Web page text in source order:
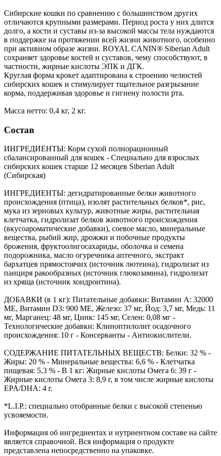
Сибирские кошки по сравнению с большинством других
отличаются крупными размерами. Период роста у них длится
долго, а кости и суставы из-за высокой массы тела нуждаются
в поддержке на протяжении всей жизни животного, особенно
при активном образе жизни. ROYAL CANIN® Siberian Adult
сохраняет здоровье костей и суставов, чему способствуют, в
частности, жирные кислоты ЭПК и ДГК.
Круглая форма крокет адаптирована к строению челюстей
сибирских кошек и стимулирует тщательное разгрызание
корма, поддерживая здоровье и гигиену полости рта.
Масса нетто: 0,4 кг, 2 кг.
Состав
ИНГРЕДИЕНТЫ: Корм сухой полнорационный
сбалансированный для кошек - Специально для взрослых
сибирских кошек старше 12 месяцев Siberian Adult
(Сибирская)
ИНГРЕДИЕНТЫ: дегидратированные белки животного
происхождения (птица), изолят растительных белков*, рис,
мука из зерновых культур, животные жиры, растительная
клетчатка, гидролизат белков животного происхождения
(вкусоароматические добавки), соевое масло, минеральные
вещества, рыбий жир, дрожжи и побочные продукты
брожения, фруктоолигосахариды, оболочка и семена
подорожника, масло огуречника аптечного, экстракт
бархатцев прямостоячих (источник лютеина), гидролизат из
панциря ракообразных (источник глюкозамина), гидролизат
из хряща (источник хондроитина).
ДОБАВКИ (в 1 кг): Питательные добавки: Витамин A: 32000
ME, Витамин D3: 900 ME, Железо: 37 мг, Йод: 3,7 мг, Медь: 11
мг, Марганец: 48 мг, Цинк: 145 мг, Ceлeн: 0,08 мг -
Технологические добавки: Клиноптилолит осадочного
происхождения: 10 г - Консерванты - Антиокислители.
СОДЕРЖАНИЕ ПИТАТЕЛЬНЫХ ВЕЩЕСТВ: Белки: 32 % -
Жиры: 20 % - Минеральные вещества: 6,6 % - Клетчатка
пищевая: 5,3 % - В 1 кг: Жирные кислоты Омега 6: 39 г -
Жирные кислоты Омега 3: 8,9 г, в том числе жирные кислоты
EPA/DHA: 4 г.
*L.I.P.: специально отобранные белки с высокой степенью
усвояемости.
Информация об ингредиентах и нутриентном составе на сайте
является справочной. Вся информация о продукте
представлена непосредственно на упаковке.